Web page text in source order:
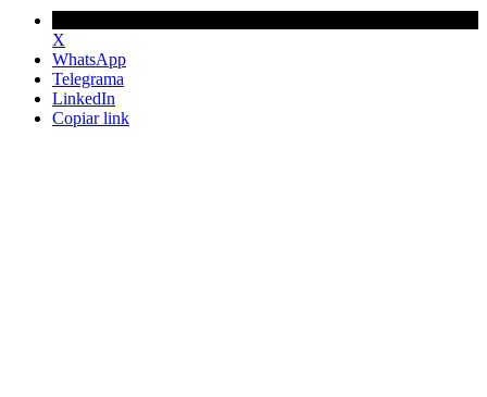
X
WhatsApp
Telegrama
LinkedIn
Copiar link